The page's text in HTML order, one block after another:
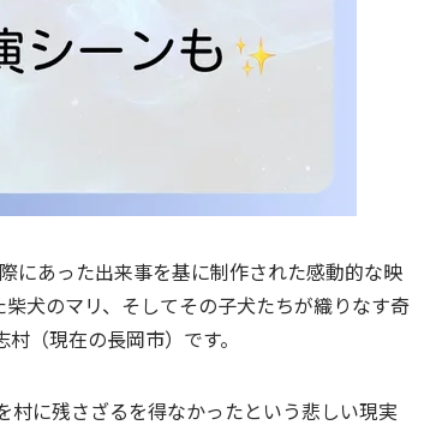
にあった出来事を基に制作された感動的な映
犬のマリ、そしてその子犬たちが織りなす奇
（現在の長岡市）です。
に残さざるを得なかったという悲しい現実